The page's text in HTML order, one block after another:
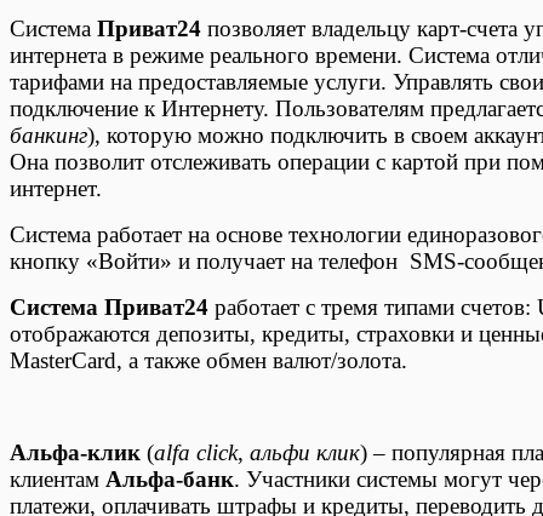
Система Приват24 позволяет владельцу карт-счета
интернета в режиме реального времени. Система
тарифами на предоставляемые услуги. Управлять
подключение к Интернету. Пользователям
банкинг), которую можно подключить в своем
Она позволит отслеживать операции с картой при
интернет.
Система работает на основе технологии
кнопку «Войти» и получает на телефон SMS-
Система Приват24 работает с тремя типами
отображаются депозиты, кредиты, страховки и
MasterCard, а также обмен валют/золота.
Альфа-клик (alfa click, альфи клик) – популярная
клиентам Альфа-банк. Участники системы могут
платежи, оплачивать штрафы и кредиты, переводить